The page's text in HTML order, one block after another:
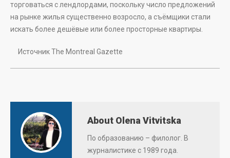
торговаться с лендлордами, поскольку число предложений
на рынке жилья существенно возросло, а съёмщики стали
искать более дешёвые или более просторные квартиры.
Источник The Montreal Gazette
About Olena Vitvitska
По образованию – филолог. В
журналистике с 1989 года.